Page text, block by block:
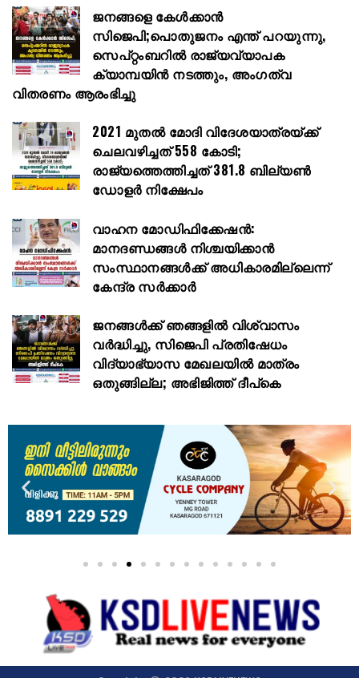
ജനങ്ങളെ കേൾക്കാൻ
സിജെപി;പൊതുജനം എന്ത് പറയുന്നു,
സെപ്റ്റംബറിൽ രാജ്യവ്യാപക
ക്യാമ്പയിൻ നടത്തും, അംഗത്വ
വിതരണം ആരംഭിച്ചു
2021 മുതൽ മോദി വിദേശയാത്രയ്ക്ക്
ചെലവഴിച്ചത് 558 കോടി;
രാജ്യത്തെത്തിച്ചത് 381.8 ബില്യൺ
ഡോളർ നിക്ഷേപം
വാഹന മോഡിഫിക്കേഷൻ:
മാനദണ്ഡങ്ങൾ നിശ്ചയിക്കാൻ
സംസ്ഥാനങ്ങൾക്ക് അധികാരമില്ലെന്ന്
കേന്ദ്ര സർക്കാർ
ജനങ്ങൾക്ക് ഞങ്ങളിൽ വിശ്വാസം
വർദ്ധിച്ചു, സിജെപി പ്രതിഷേധം
വിദ്യാഭ്യാസ മേഖലയിൽ മാത്രം
ഒതുങ്ങില്ല; അഭിജിത്ത് ദീപ്കെ